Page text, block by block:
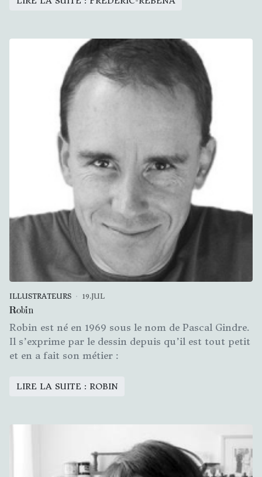
ILLUSTRATEURS 19.JUL
Robin
Robin est né en 1969 sous le nom de Pascal Gindre.
Il s’exprime par le dessin depuis qu’il est tout petit
et en a fait son métier :
LIRE LA SUITE : ROBIN